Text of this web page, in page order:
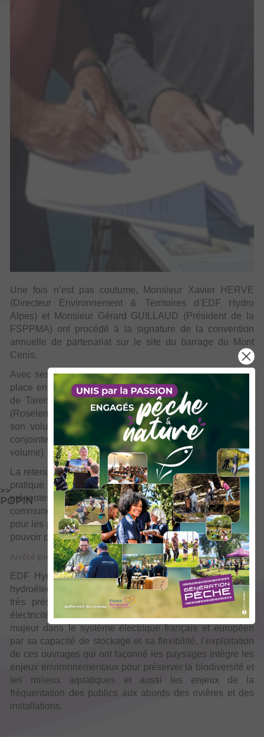
>>
POPIN
Une fois n’est pas coutume, Monsieur Xavier HERVE
(Directeur Environnement & Territoires d’EDF Hydro
Alpes) et Monsieur Gérard GUILLAUD (Président de la
FSPPMA) ont procédé à la signature de la convention
annuelle de partenariat sur le site du barrage du Mont
Cenis.
Avec ses 315 millions de mètres cube, le Mont Cenis se
place en tête des réservoirs d’altitude, devant son voisin
de Tarentaise (Chevril : 235 millions) et du Beaufortain
(Roselend 185 millions). Depuis sa mise en eau en 1969,
son volume est exploité pour la production d’électricité
conjointement par la France et par l’Italie (1/5
volume)
La retenue du Mont Cenis reste aussi un haut lieu pour la
pratique de la pêche en réservoir d’altitude. Les espèces
présentes comme l’omble chevalier, le cristivomer, la truite
commune et arc en ciel constituent des atouts indéniables
pour les passionnés, tout comme la particularité unique de
pouvoir pratiquer la pêche à partir d’une embarcation.
Arrêté préfectoral navigation Mont-Cenis
EDF Hydro Alpes exploite près de 100 aménagements
hydroélectriques sur les Alpes du Nord et reste un acteur
très présent sur nos cours d’eau savoyards. L’hydro
électricité, 1
des énergies renouvelables, joue un rôle
majeur dans le système électrique français et européen
par sa capacité de stockage et sa flexibilité, l’exploitation
de ces ouvrages qui ont façonné les paysages intègre les
enjeux environnementaux pour préserver la biodiversité et
les milieux aquatiques
et aussi les enjeux de la
fréquentation des publics aux abords des rivières et des
installations.